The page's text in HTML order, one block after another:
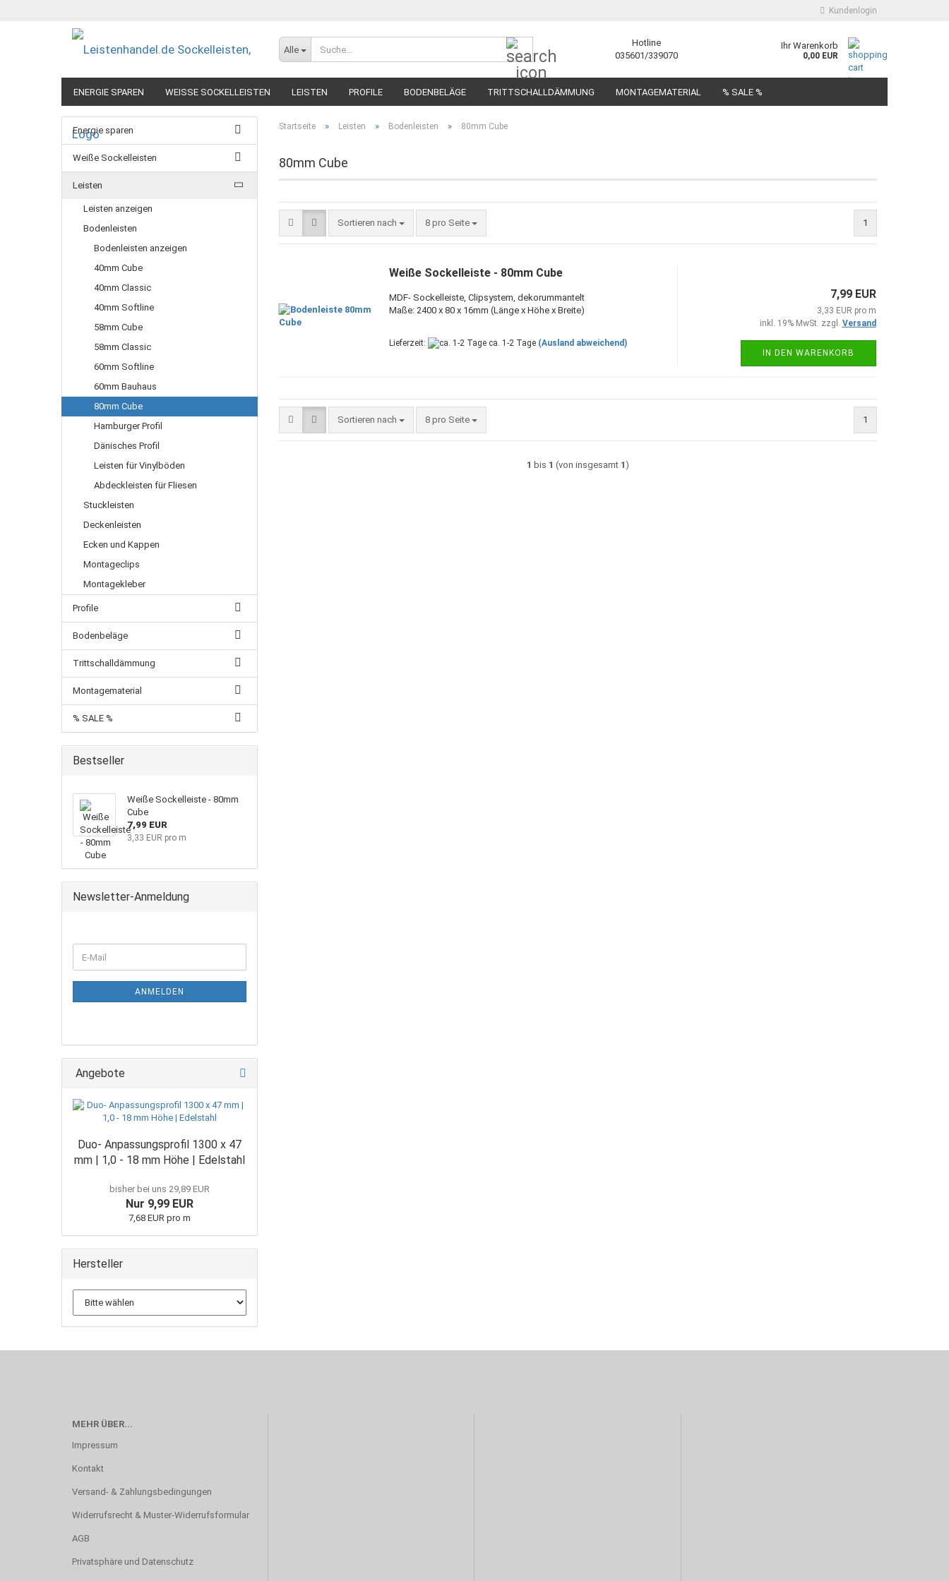
Kundenlogin
Konto erstellen
Alle
Hotline
035601/339070
Ihr Warenkorb
0,00 EUR
ENERGIE SPAREN WEISSE SOCKELLEISTEN LEISTEN PROFILE BODENBELÄGE TRITTSCHALLDÄMMUNG MONTAGEMATERIAL % SALE %
Startseite » Leisten » Bodenleisten » 80mm Cube
80mm Cube
Sortieren nach
Sortieren nach 8 pro Seite
pro Seite 1
Weiße Sockelleiste - 80mm Cube
MDF- Sockelleiste, Clipsystem, dekorummantelt
Maße: 2400 x 80 x 16mm (Länge x Höhe x Breite)
Lieferzeit: ca. 1-2 Tage (Ausland abweichend)
7,99 EUR
3,33 EUR pro m
inkl. 19% MwSt. zzgl. Versand
IN DEN WARENKORB
Sortieren nach
Sortieren nach 8 pro Seite
pro Seite 1
1 bis 1 (von insgesamt 1)
Energie sparen
Weiße Sockelleisten
Leisten
Leisten anzeigen
Bodenleisten
Bodenleisten anzeigen
40mm Cube
40mm Classic
40mm Softline
58mm Cube
58mm Classic
60mm Softline
60mm Bauhaus
80mm Cube
Hamburger Profil
Dänisches Profil
Leisten für Vinylböden
Abdeckleisten für Fliesen
Stuckleisten
Deckenleisten
Ecken und Kappen
Montageclips
Montagekleber
Profile
Bodenbeläge
Trittschalldämmung
Montagematerial
% SALE %
Bestseller
Weiße Sockelleiste - 80mm
Cube
7,99 EUR
3,33 EUR pro m
Newsletter-Anmeldung
E-
Mail
ANMELDEN
Angebote
Duo- Anpassungsprofil 1300 x 47
mm | 1,0 - 18 mm Höhe | Edelstahl
bisher bei uns 29,89 EUR
Nur 9,99 EUR
7,68 EUR pro m
Hersteller
MEHR ÜBER...
Impressum
Kontakt
Versand- & Zahlungsbedingungen
Widerrufsrecht & Muster-Widerrufsformular
AGB
Privatsphäre und Datenschutz